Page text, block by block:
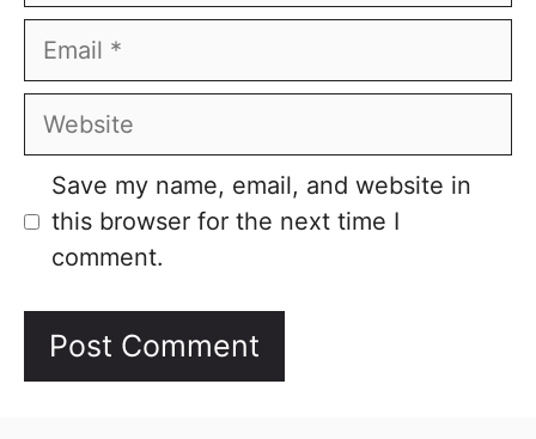
Email
Website
Save my name, email, and website in
this browser for the next time I
comment.